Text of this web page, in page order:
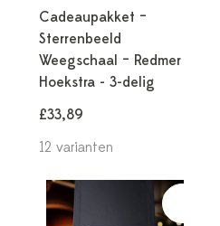
Cadeaupakket –
Sterrenbeeld
Weegschaal – Redmer
Hoekstra - 3-delig
£33,89
12 varianten